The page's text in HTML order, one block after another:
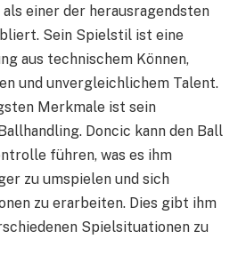
einer der herausragendsten
Sein Spielstil ist eine
aus technischem Können,
und unvergleichlichem Talent.
Merkmale ist sein
Doncic kann den Ball
führen, was es ihm
zu umspielen und sich
zu erarbeiten. Dies gibt ihm
Spielsituationen zu